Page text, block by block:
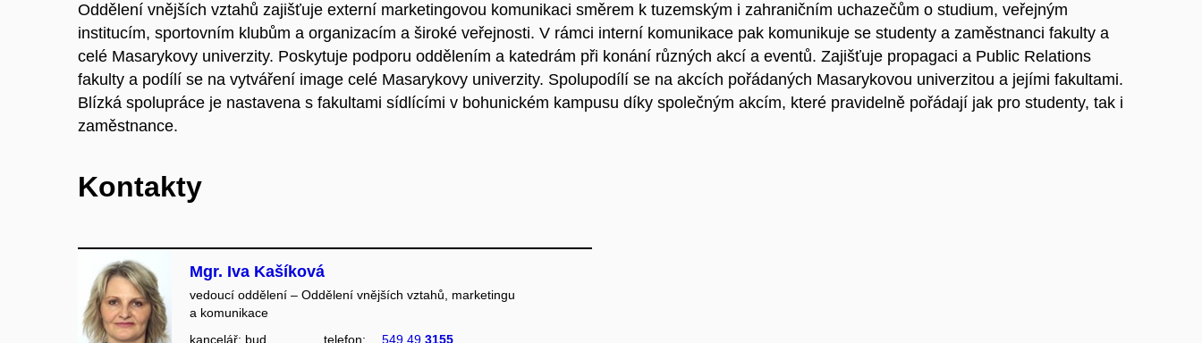
Oddělení vnějších vztahů zajišťuje externí marketingovou komunikaci směrem k tuzemským i zahraničním uchazečům o studium, veřejným
institucím, sportovním klubům a organizacím a široké veřejnosti. V rámci interní komunikace pak komunikuje se studenty a zaměstnanci fakulty a
celé Masarykovy univerzity. Poskytuje podporu oddělením a katedrám při konání různých akcí a eventů. Zajišťuje propagaci a Public Relations
fakulty a podílí se na vytváření image celé Masarykovy univerzity. Spolupodílí se na akcích pořádaných Masarykovou univerzitou a jejími fakultami.
Blízká spolupráce je nastavena s fakultami sídlícími v bohunickém kampusu díky společným akcím, které pravidelně pořádají jak pro studenty, tak i
zaměstnance.
Kontakty
Mgr. Iva Kašíková
vedoucí oddělení – Oddělení vnějších vztahů, marketingu
a komunikace
kancelář: bud.
telefon: 549 49 3155